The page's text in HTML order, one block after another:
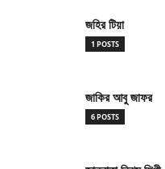
জহির টিয়া
1 POSTS
জাকির আবু জাফর
6 POSTS